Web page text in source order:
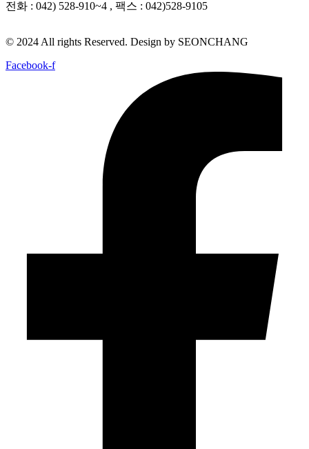
전화 : 042) 528-910~4 , 팩스 : 042)528-9105
© 2024 All rights Reserved. Design by SEONCHANG
Facebook-f